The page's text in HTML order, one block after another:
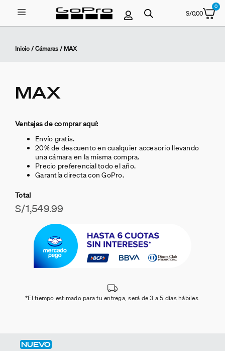
S/0.00
0
Inicio/Cámaras/ MAX
MAX
Ventajas de comprar aquí:
Envío gratis.
20% de descuento en cualquier accesorio llevando
una cámara en la misma compra.
Precio preferencial todo el año.
Garantía directa con GoPro.
Total
S/1,549.99
*El tiempo estimado para tu entrega, será de 3 a 5 días hábiles.
NUEVO